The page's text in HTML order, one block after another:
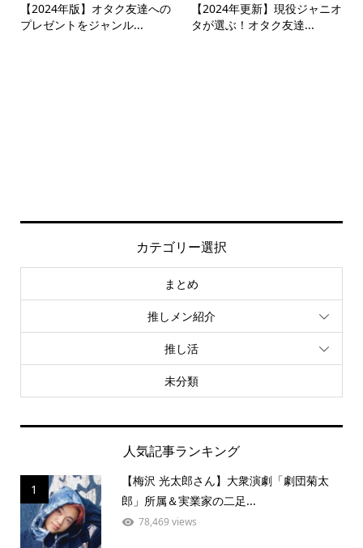
【2024年版】オタク友達への
プレゼントをジャンル...
【2024年更新】現役ジャニオ
タが選ぶ！オタク友達...
カテゴリー選択
まとめ
推しメン紹介
推し活
未分類
人気記事ランキング
1
【梅沢 光太郎さん】大衆演劇「劇団菊太
郎」所属＆実業家の二足...
78,469 views